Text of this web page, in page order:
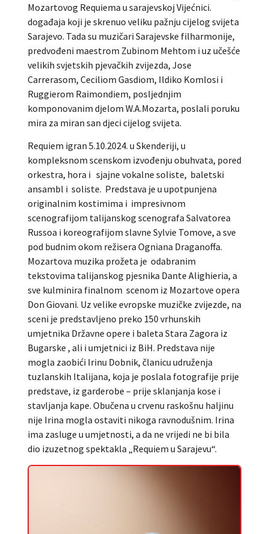
Mozartovog Requiema u sarajevskoj Vijećnici.
događaja koji je skrenuo veliku pažnju cijelog svijeta
Sarajevo. Tada su muzičari Sarajevske filharmonije,
predvođeni maestrom Zubinom Mehtom i uz učešće
velikih svjetskih pjevačkih zvijezda, Jose
Carrerasom, Ceciliom Gasdiom, Ildiko Komlosi i
Ruggierom Raimondiem, posljednjim
komponovanim djelom W.A.Mozarta, poslali poruku
mira za miran san djeci cijelog svijeta.
Requiem igran 5.10.2024. u Skenderiji, u
kompleksnom scenskom izvođenju obuhvata, pored
orkestra, hora i sjajne vokalne soliste, baletski
ansambl i soliste. Predstava je u upotpunjena
originalnim kostimima i impresivnom
scenografijom talijanskog scenografa Salvatorea
Russoa i koreografijom slavne Sylvie Tomove, a sve
pod budnim okom režisera Ogniana Draganoffa.
Mozartova muzika prožeta je odabranim
tekstovima talijanskog pjesnika Dante Alighieria, a
sve kulminira finalnom scenom iz Mozartove opera
Don Giovani. Uz velike evropske muzičke zvijezde, na
sceni je predstavljeno preko 150 vrhunskih
umjetnika Državne opere i baleta Stara Zagora iz
Bugarske , ali i umjetnici iz BiH. Predstava nije
mogla zaobići Irinu Dobnik, članicu udruženja
tuzlanskih Italijana, koja je poslala fotografije prije
predstave, iz garderobe – prije sklanjanja kose i
stavljanja kape. Obučena u crvenu raskošnu haljinu
nije Irina mogla ostaviti nikoga ravnodušnim. Irina
ima zasluge u umjetnosti, a da ne vrijedi ne bi bila
dio izuzetnog spektakla „Requiem u Sarajevu“.